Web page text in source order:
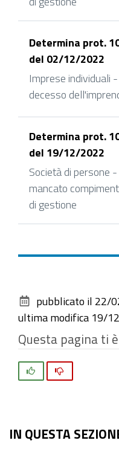
Determina prot.
del 02/12/2022
Imprese individuali -
decesso
Determina prot.
del 19/12/2022
Società di persone -
mancato
di gestione
documento
pubblicato il 22/
ultima modifica 19/
Questa pagina ti
IN QUESTA